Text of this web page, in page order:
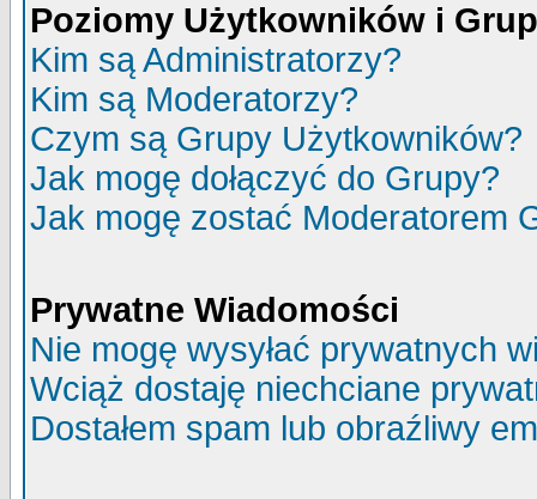
Poziomy Użytkowników i
Kim są Administratorzy?
Kim są Moderatorzy?
Czym są Grupy Użytkowników?
Jak mogę dołączyć do Grupy?
Jak mogę zostać Moderatorem
Prywatne Wiadomości
Nie mogę wysyłać prywatnych
Wciąż dostaję niechciane
Dostałem spam lub obraźliwy